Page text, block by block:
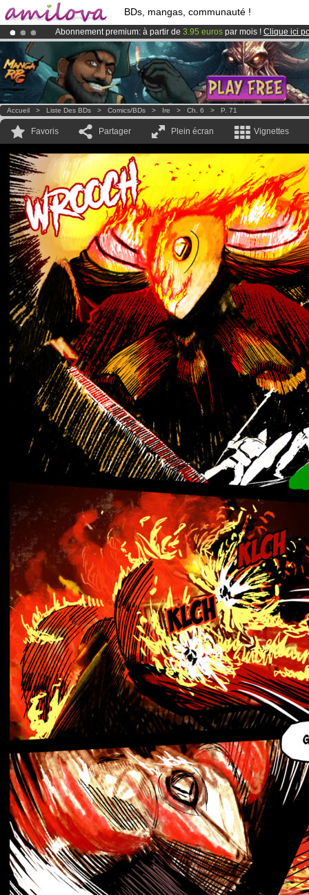
BDs, mangas, communauté !
Abonnement premium: à partir de 3.95 euros par mois ! Clique ici
Déjà 100000membreset 1000BDs & Mangas!
LeKickstarter Amilova est désormais lancé
Accueil > Liste Des BDs > Comics/BDs > Ire > Ch. 6 > P. 71
Favoris Partager Plein écran Vignettes